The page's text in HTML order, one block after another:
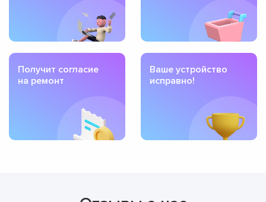
Получит согласие
на ремонт
Ваше устройство
исправно!